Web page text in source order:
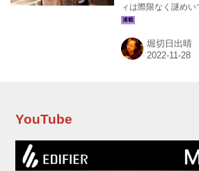
ィは際限なく謎め
もユニークな作品と
す放送「
TV局CEOマックス
ーサー、クロード･
渇望するマックスは
堀切日出晴
YouTube